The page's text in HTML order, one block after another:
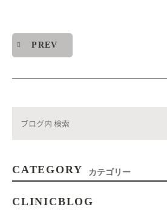
PREV
CATEGORY カテゴリー
CLINICBLOG